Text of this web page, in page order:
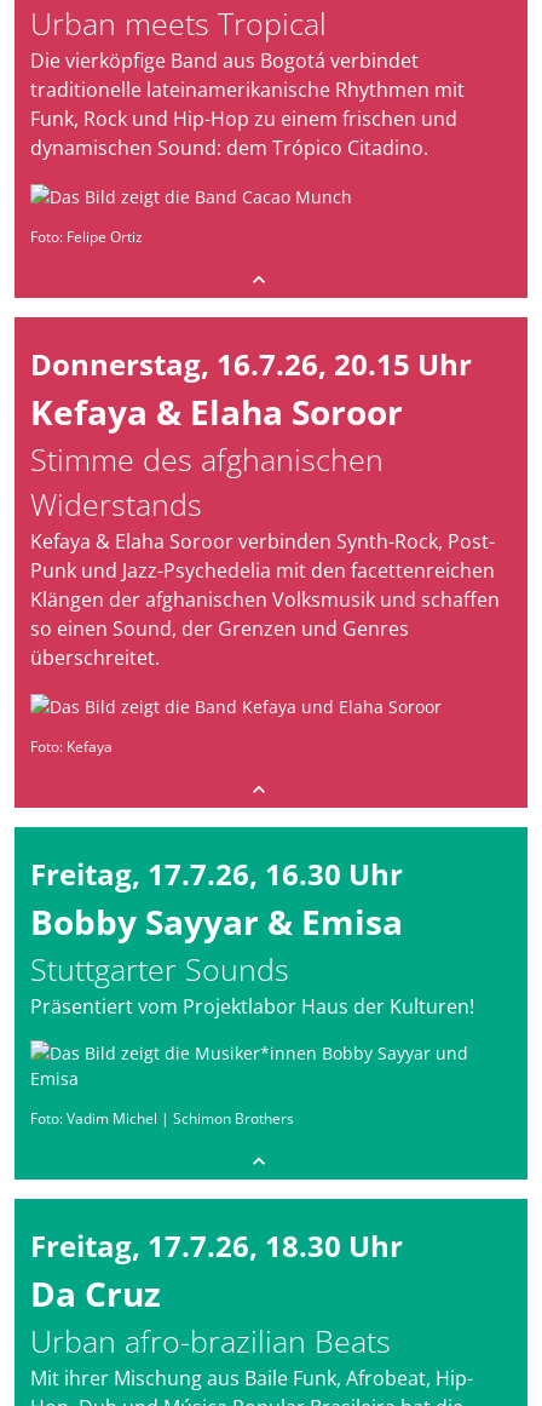
Urban meets Tropical
Die vierköpfige Band aus Bogotá verbindet
traditionelle lateinamerikanische Rhythmen mit
Funk, Rock und Hip-Hop zu einem frischen und
dynamischen Sound: dem Trópico Citadino.
Foto: Felipe Ortiz
Donnerstag, 16.7.26, 20.15 Uhr
Kefaya & Elaha Soroor
Stimme des afghanischen
Widerstands
Kefaya & Elaha Soroor verbinden Synth-Rock, Post-
Punk und Jazz-Psychedelia mit den facettenreichen
Klängen der afghanischen Volksmusik und schaffen
so einen Sound, der Grenzen und Genres
überschreitet.
Foto: Kefaya
Freitag, 17.7.26, 16.30 Uhr
Bobby Sayyar & Emisa
Stuttgarter Sounds
Präsentiert vom Projektlabor Haus der Kulturen!
Foto: Vadim Michel | Schimon Brothers
Freitag, 17.7.26, 18.30 Uhr
Da Cruz
Urban afro-brazilian Beats
Mit ihrer Mischung aus Baile Funk, Afrobeat, Hip-